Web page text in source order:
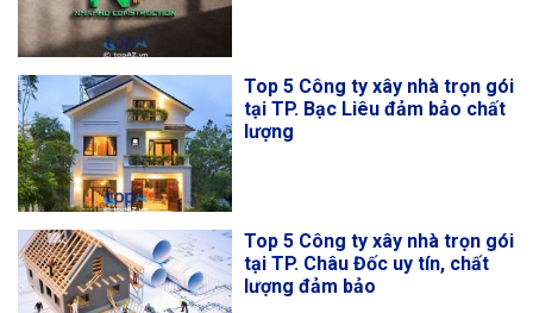
Top 5 Công ty xây nhà trọn gói
tại TP. Bạc Liêu đảm bảo chất
lượng
Top 5 Công ty xây nhà trọn gói
tại TP. Châu Đốc uy tín, chất
lượng đảm bảo